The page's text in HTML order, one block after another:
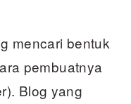
mencari bentuk
pembuatnya
Blog yang